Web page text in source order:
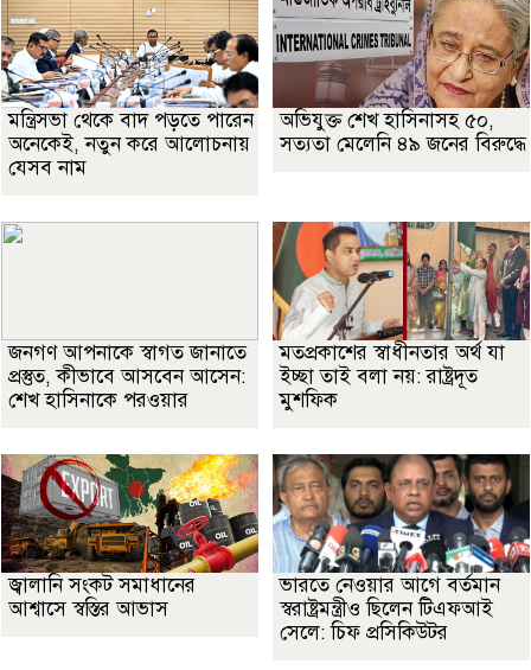
মন্ত্রিসভা থেকে বাদ পড়তে পারেন
অনেকেই, নতুন করে আলোচনায়
যেসব নাম
অভিযুক্ত শেখ হাসিনাসহ ৫০,
সত্যতা মেলেনি ৪৯ জনের বিরুদ্ধে
জনগণ আপনাকে স্বাগত জানাতে
প্রস্তুত, কীভাবে আসবেন আসেন:
শেখ হাসিনাকে পরওয়ার
মতপ্রকাশের স্বাধীনতার অর্থ যা
ইচ্ছা তাই বলা নয়: রাষ্ট্রদূত
মুশফিক
জ্বালানি সংকট সমাধানের
আশ্বাসে স্বস্তির আভাস
ভারতে নেওয়ার আগে বর্তমান
স্বরাষ্ট্রমন্ত্রীও ছিলেন টিএফআই
সেলে: চিফ প্রসিকিউটর